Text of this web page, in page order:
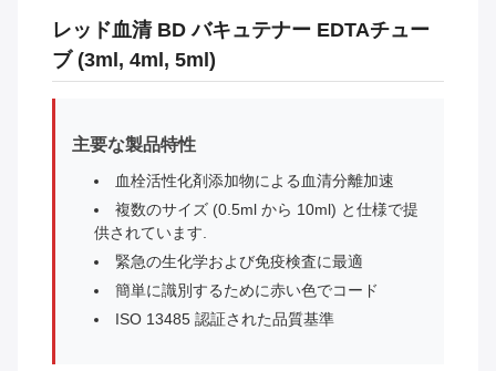
レッド血清 BD バキュテナー EDTAチュー
ブ (3ml, 4ml, 5ml)
主要な製品特性
血栓活性化剤添加物による血清分離加速
複数のサイズ (0.5ml から 10ml) と仕様で提
供されています.
緊急の生化学および免疫検査に最適
簡単に識別するために赤い色でコード
ISO 13485 認証された品質基準